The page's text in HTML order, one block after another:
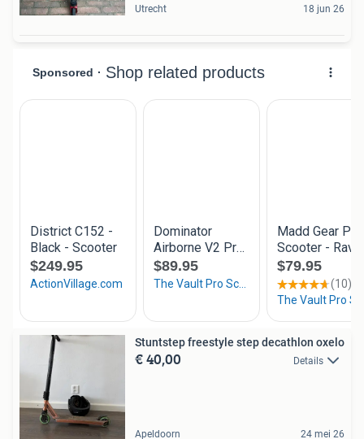
Utrecht 18 jun 26
Stuntstep freestyle step decathlon oxelo
€ 40,00 Details
Apeldoorn 24 mei 26